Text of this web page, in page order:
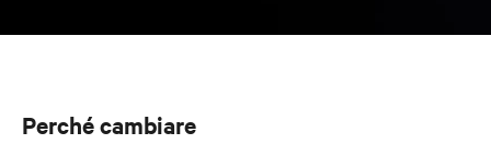
Perché cambiare